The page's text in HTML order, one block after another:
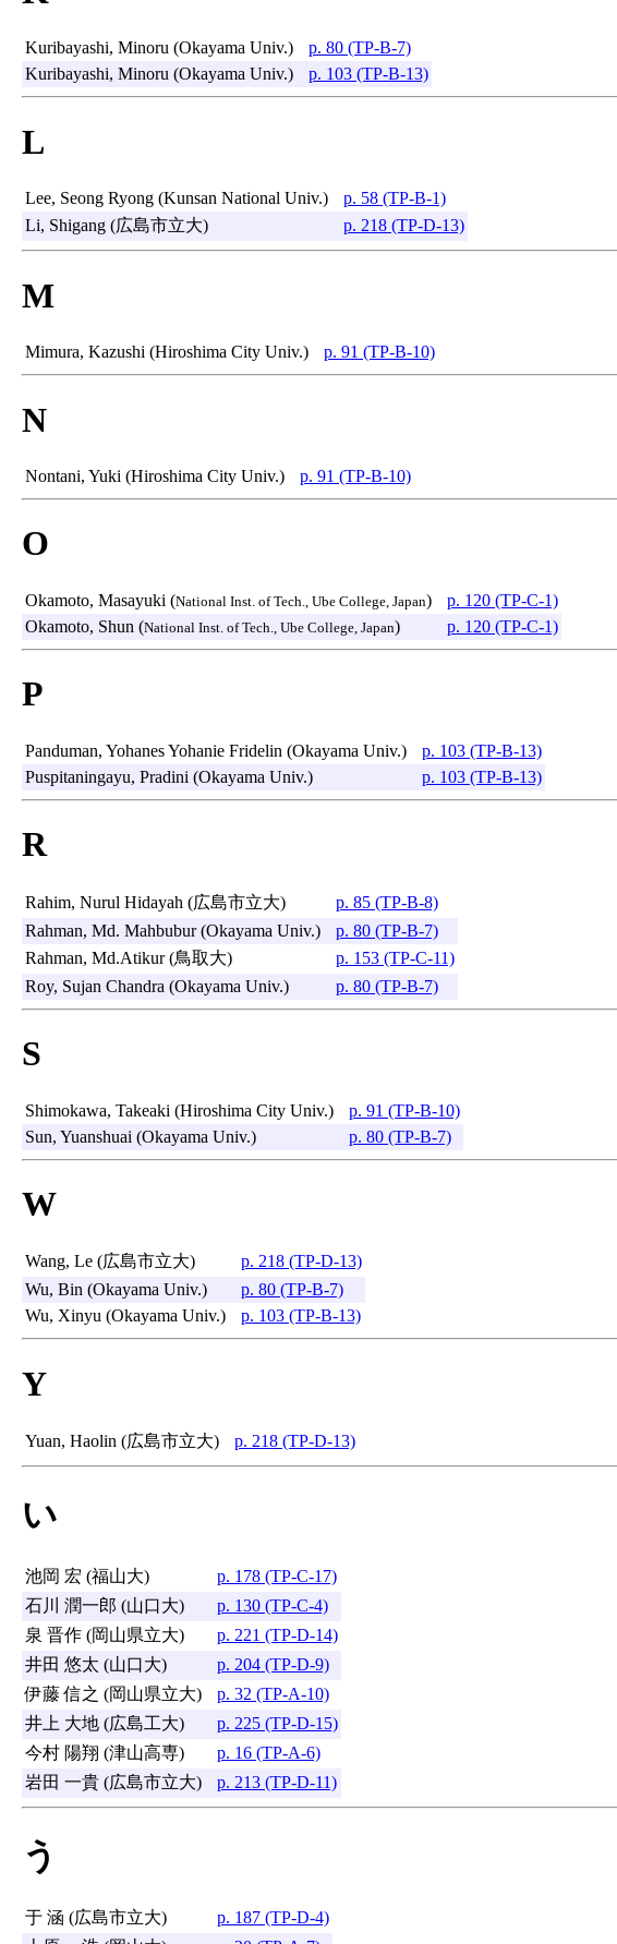
Kuribayashi, Minoru (Okayama Univ.)
p. 80 (TP-B-7)
Kuribayashi, Minoru (Okayama Univ.)
p. 103 (TP-B-13)
L
Lee, Seong Ryong (Kunsan National Univ.)
p. 58 (TP-B-1)
Li, Shigang (広島市立大)
p. 218 (TP-D-13)
M
Mimura, Kazushi (Hiroshima City Univ.) p. 91 (TP-B-10)
N
Nontani, Yuki (Hiroshima City Univ.) p. 91 (TP-B-10)
O
Okamoto, Masayuki (National Inst. of Tech., Ube College, Japan)
p. 120 (TP-C-1)
Okamoto, Shun (National Inst. of Tech., Ube College, Japan) p. 120 (TP-C-1)
P
Panduman, Yohanes Yohanie Fridelin (Okayama Univ.)
p. 103 (TP-B-13)
Puspitaningayu, Pradini (Okayama Univ.)
p. 103 (TP-B-13)
R
Rahim, Nurul Hidayah (広島市立大)
p. 85 (TP-B-8)
Rahman, Md. Mahbubur (Okayama Univ.)
p. 80 (TP-B-7)
Rahman, Md.Atikur (鳥取大)
p. 153 (TP-C-11)
Roy, Sujan Chandra (Okayama Univ.)
p. 80 (TP-B-7)
S
Shimokawa, Takeaki (Hiroshima City Univ.)
p. 91 (TP-B-10)
Sun, Yuanshuai (Okayama Univ.)
p. 80 (TP-B-7)
W
Wang, Le (広島市立大)
p. 218 (TP-D-13)
Wu, Bin (Okayama Univ.)
p. 80 (TP-B-7)
Wu, Xinyu (Okayama Univ.)
p. 103 (TP-B-13)
Y
Yuan, Haolin (広島市立大) p. 218 (TP-D-13)
い
池岡 宏 (福山大)
p. 178 (TP-C-17)
石川 潤一郎 (山口大)
p. 130 (TP-C-4)
泉 晋作 (岡山県立大)
p. 221 (TP-D-14)
井田 悠太 (山口大)
p. 204 (TP-D-9)
伊藤 信之 (岡山県立大)
p. 32 (TP-A-10)
井上 大地 (広島工大)
p. 225 (TP-D-15)
今村 陽翔 (津山高専)
p. 16 (TP-A-6)
岩田 一貴 (広島市立大)
p. 213 (TP-D-11)
う
于 涵 (広島市立大)
p. 187 (TP-D-4)